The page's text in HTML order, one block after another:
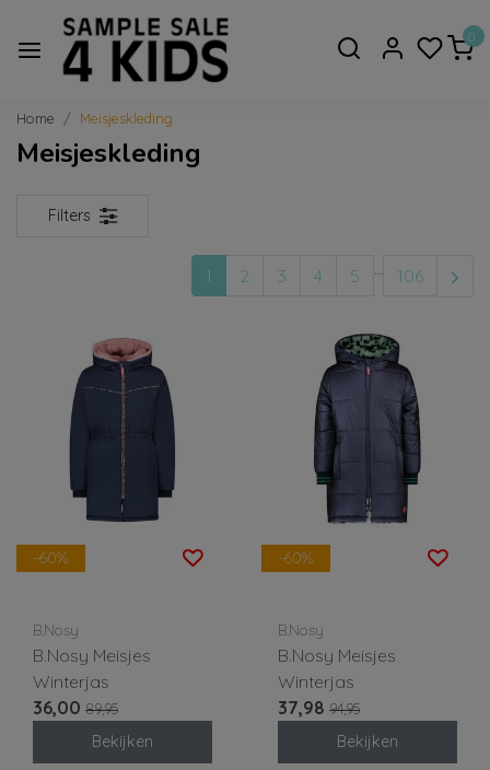
0
Home Meisjeskleding
Meisjeskleding
Filters
1 2 3 4 5 ... 106
-60%
B.Nosy
B.Nosy Meisjes
Winterjas
36,00 89,95
Bekijken
-60%
B.Nosy
B.Nosy Meisjes
Winterjas
37,98 94,95
Bekijken